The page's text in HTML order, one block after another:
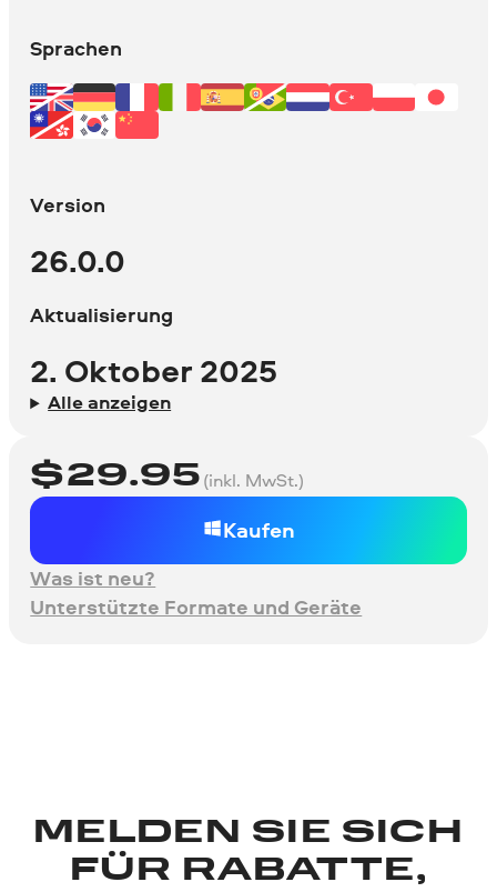
Sprachen
Version
26.0.0
Aktualisierung
2. Oktober 2025
Alle anzeigen
Kaufen
$29.95(inkl. MwSt.)
Was ist neu?
Unterstützte Formate und Geräte
MELDEN SIE SICH
FÜR RABATTE,